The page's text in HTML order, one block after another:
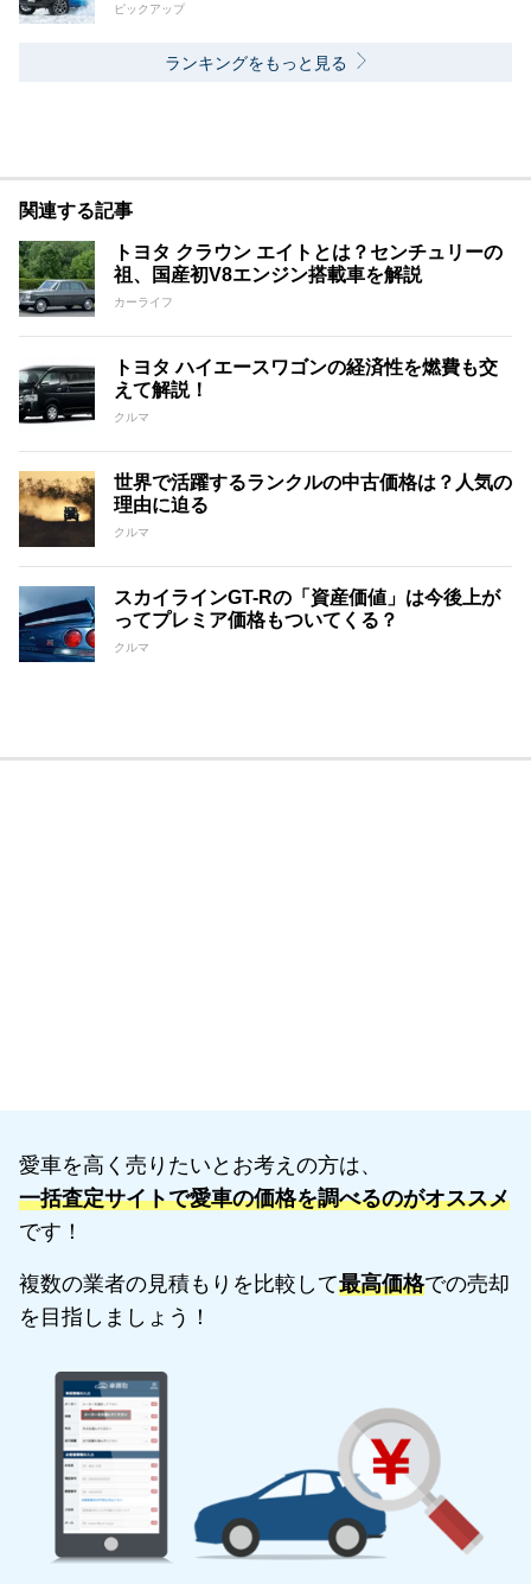
ピックアップ
ランキングをもっと見る
関連する記事
トヨタ クラウン エイトとは？センチュリーの
祖、国産初V8エンジン搭載車を解説
カーライフ
トヨタ ハイエースワゴンの経済性を燃費も交
えて解説！
クルマ
世界で活躍するランクルの中古価格は？人気の
理由に迫る
クルマ
スカイラインGT-Rの「資産価値」は今後上が
ってプレミア価格もついてくる？
クルマ
愛車を高く売りたいとお考えの方は、
一括査定サイトで愛車の価格を調べるのがオススメ
です！
複数の業者の見積もりを比較して最高価格での売却
を目指しましょう！